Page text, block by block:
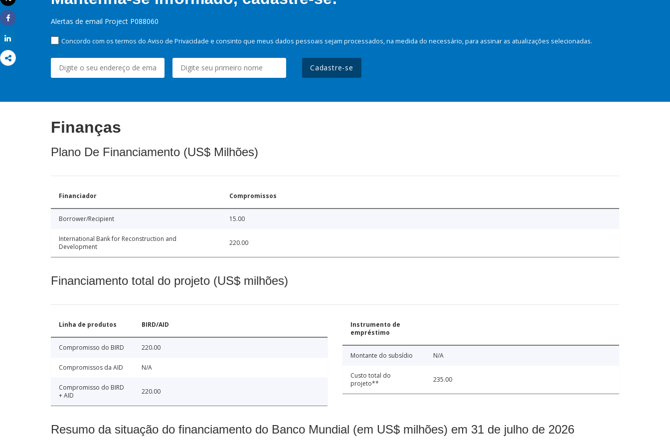
Imprimir
Share
Alertas de email Project P088060
Concordo com os termos do Aviso de Privacidade e consinto que meus dados pessoais sejam processados, na medida do necessário, para assinar as atualizações selecionadas.
Cadastre-se
Finanças
Plano De Financiamento (US$ Milhões)
Financiador Compromissos
Borrower/Recipient 15.00
International Bank for Reconstruction and
Development
220.00
Financiamento total do projeto (US$ milhões)
Linha de produtos BIRD/AID
Compromisso do BIRD 220.00
Compromissos da AID N/A
Compromisso do BIRD
+ AID
220.00
Instrumento de
empréstimo
Montante do subsídio N/A
Custo total do
projeto**
235.00
Resumo da situação do financiamento do Banco Mundial (em US$ milhões) em 31 de julho de 2026